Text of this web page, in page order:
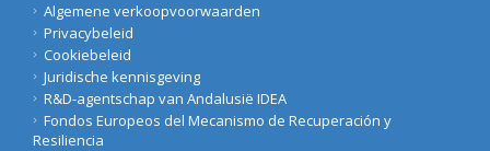
Algemene verkoopvoorwaarden
Privacybeleid
Cookiebeleid
Juridische kennisgeving
R&D-agentschap van Andalusië IDEA
Fondos Europeos del Mecanismo de Recuperación y
Resiliencia